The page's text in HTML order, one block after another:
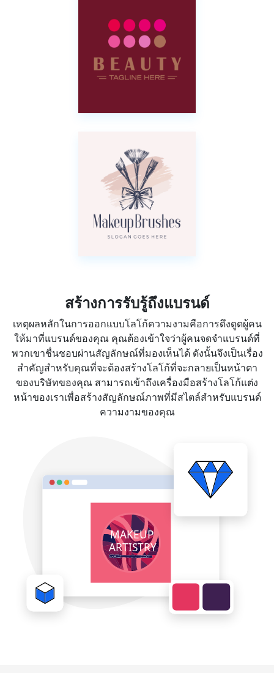
สร้างการรับรู้ถึงแบรนด์
เหตุผลหลักในการออกแบบโลโก้ความงามคือการดึงดูดผู้คน
ให้มาที่แบรนด์ของคุณ คุณต้องเข้าใจว่าผู้คนจดจำแบรนด์ที่
พวกเขาชื่นชอบผ่านสัญลักษณ์ที่มองเห็นได้ ดังนั้นจึงเป็นเรื่อง
สำคัญสำหรับคุณที่จะต้องสร้างโลโก้ที่จะกลายเป็นหน้าตา
ของบริษัทของคุณ สามารถเข้าถึงเครื่องมือสร้างโลโก้แต่ง
หน้าของเราเพื่อสร้างสัญลักษณ์ภาพที่มีสไตล์สำหรับแบรนด์
ความงามของคุณ